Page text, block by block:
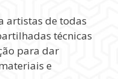
artistas de todas
técnicas
para dar
e